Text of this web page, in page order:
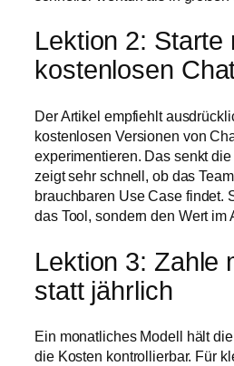
Lektion 2: Starte
kostenlosen
Der Artikel empfiehlt
kostenlosen Versionen von
experimentieren. Das senkt
zeigt sehr schnell, ob das
brauchbaren Use Case findet.
das Tool, sondern den Wert im
Lektion 3: Zahle
statt jährlich
Ein monatliches Modell hält
die Kosten kontrollierbar. Für